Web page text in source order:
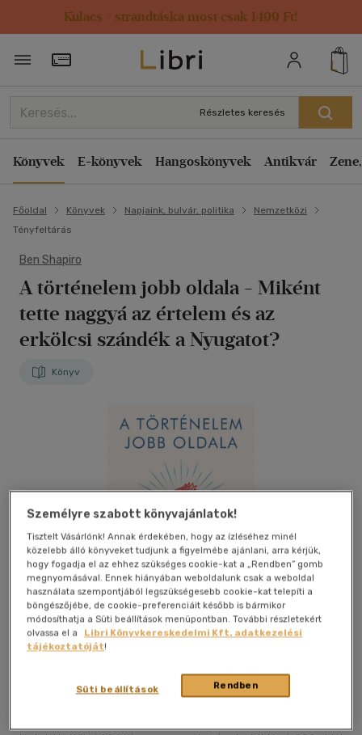
Kulacs / strandtáska most csak 1499 Ft!
Törzsvásárlói Kártya adatai
Részletes keresés
Könyvek E-könyvek Hangoskönyvek Antikvár
Főoldal Könyvek Napjaink, bulvár, politika
Nemzetközi
Tényfeltárás
Ben Shapiro
A történelem jobb oldala - Miként
tette naggyá az értelem és az
erkölcsi szándék a Nyugatot?
Könyv
Személyre szabott könyvajánlatok!
Tisztelt Vásárlónk! Annak érdekében, hogy az ízléséhez minél
közelebb álló könyveket tudjunk a figyelmébe ajánlani, arra kérjük,
hogy fogadja el az ehhez szükséges cookie-kat a „Rendben” gomb
megnyomásával. Ennek hiányában weboldalunk csak a weboldal
használata szempontjából legszükségesebb cookie-kat telepíti a
böngészőjébe, de cookie-preferenciáit később is bármikor
módosíthatja a Süti beállítások menüpontban. További részletekért
olvassa el a
Libri Könyvkereskedelmi Kft. adatkezelési
tájékoztatóját!
Rendben
Süti beállítások